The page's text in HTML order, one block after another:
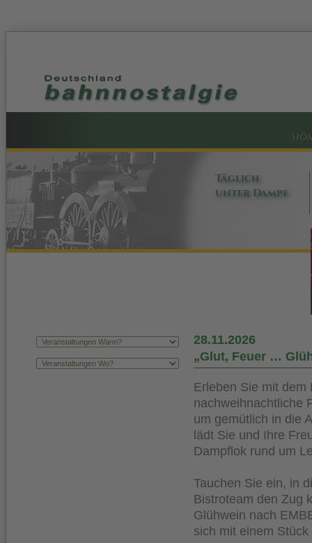
Täglich
unter Dampf
28.11.2026
„Glut, Feuer …
Erleben Sie mit dem
nachweihnachtliche
um gemütlich in die
lädt Sie und Ihre
Dampflok rund um
Tauchen Sie ein, in
Bistroteam den Zug
Glühwein nach
sich mit einem